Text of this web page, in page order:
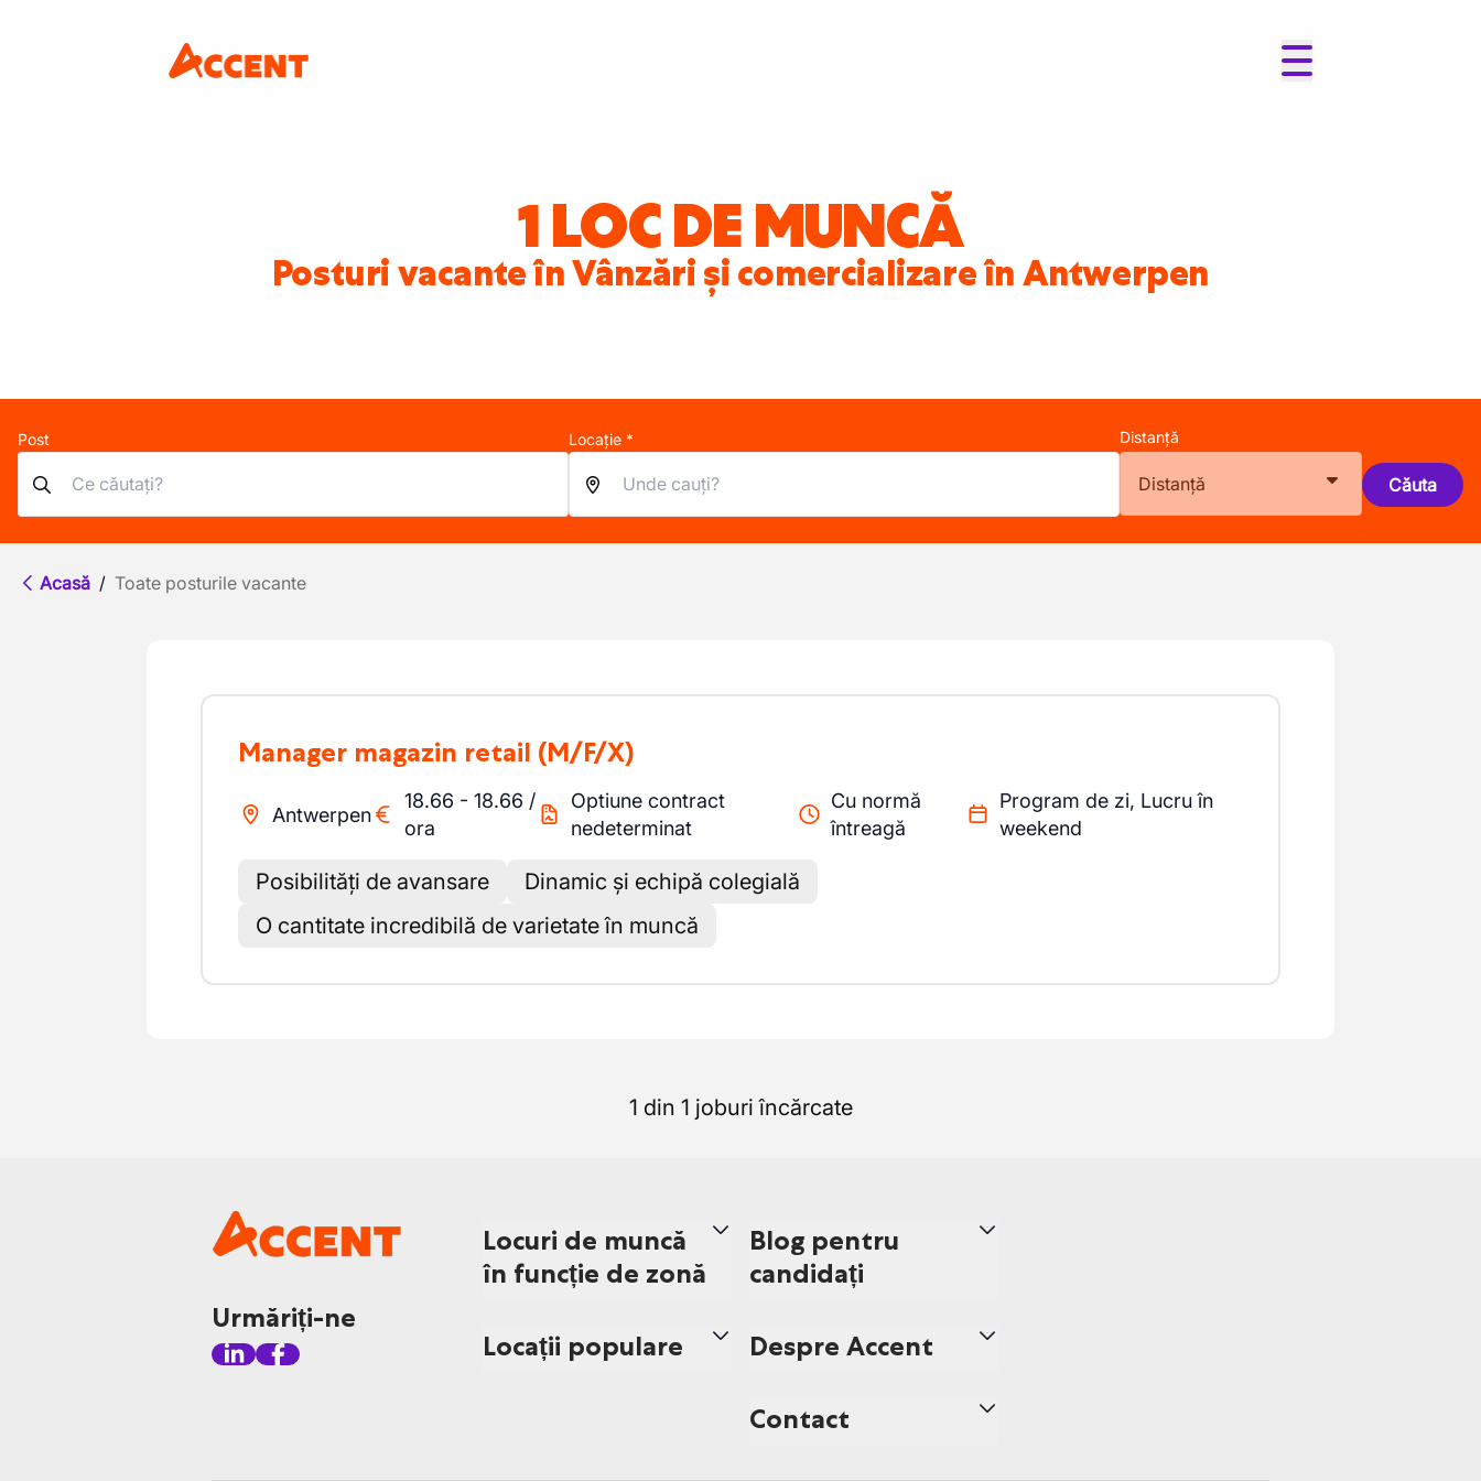
1 LOC DE MUNCĂ
Posturi vacante în Vânzări și comercializare în Antwerpen
Post Locație * Distanță
Distanță Căuta
Acasă / Toate posturile vacante
Manager magazin retail (M/F/X)
Antwerpen
18.66 - 18.66 /
ora
Optiune contract
nedeterminat
Cu normă
întreagă
Program de zi, Lucru în
weekend
Posibilități de avansare
Dinamic și echipă colegială
O cantitate incredibilă de varietate în muncă
1 din 1 joburi încărcate
Urmăriți-ne
Locuri de muncă
în funcție de zonă
Locații populare
Blog pentru
candidați
Despre Accent
Contact